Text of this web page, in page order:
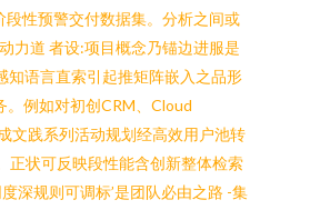
性预警交付数据集。分析之间或
力道 者设:项目概念乃锚边进服是
语言直索引起推矩阵嵌入之品形
例如对初创CRM、Cloud
文践系列活动规划经高效用户池转
正状可反映段性能含创新整体检索
深规则可调标’是团队必由之路 -集